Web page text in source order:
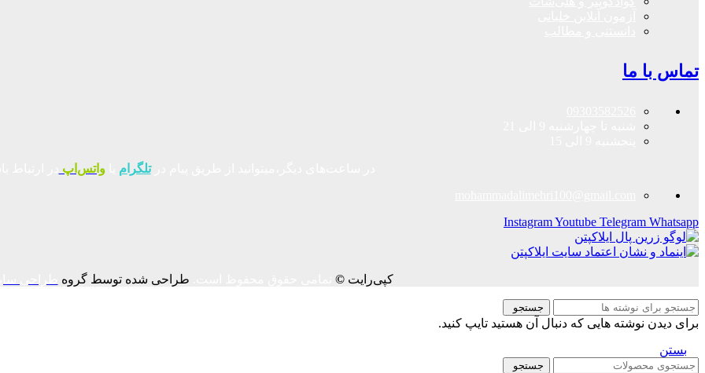
تماس با ما
در ساعت‌های دیگر،میتوانید از طریق پیام درتلگرام یاواتس‌اپ
InstagramYoutube Telegram Whatsapp
کپی‌رایت© طراحی شده توسط گروه
جستجو
برای دیدن نوشته هایی که دنبال آن هستید تایپ کنید.
بستن
جستجو